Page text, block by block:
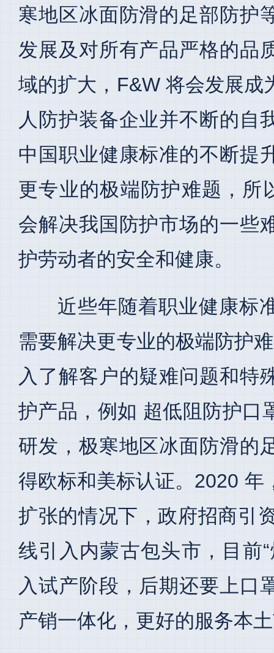
寒地区冰面防滑的足部防护
发展及对所有产品严格的品
域的扩大，F&W 将会发展成
人防护装备企业并不断的自
中国职业健康标准的不断提
更专业的极端防护难题，所
会解决我国防护市场的一些
护劳动者的安全和健康。
近些年随着职业健康标
需要解决更专业的极端防护
入了解客户的疑难问题和特
护产品，例如 超低阻防护口
研发，极寒地区冰面防滑的
得欧标和美标认证。2020 年
扩张的情况下，政府招商引
线引入内蒙古包头市，目前
入试产阶段，后期还要上口
产销一体化，更好的服务本